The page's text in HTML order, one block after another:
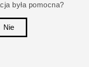
była pomocna?
Nie